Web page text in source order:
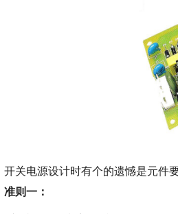
电源设计时有个的遗憾是元件要
准则一：